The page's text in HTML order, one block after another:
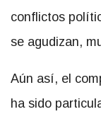
conflictos
se agudizan,
Aún así, el
ha sido